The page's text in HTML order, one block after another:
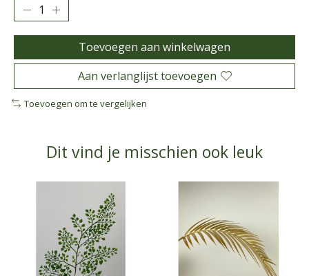
Toevoegen aan winkelwagen
Aan verlanglijst toevoegen
Toevoegen om te vergelijken
Dit vind je misschien ook leuk